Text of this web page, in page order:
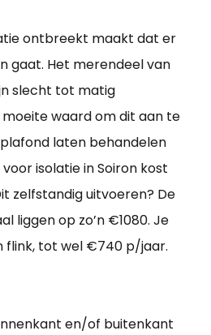
ontbreekt maakt dat er
gaat. Het merendeel van
slecht tot matig
moeite waard om dit aan te
laten behandelen
isolatie in Soiron kost
zelfstandig uitvoeren? De
liggen op zo’n €1080. Je
flink, tot wel €740 p/jaar.
en/of buitenkant